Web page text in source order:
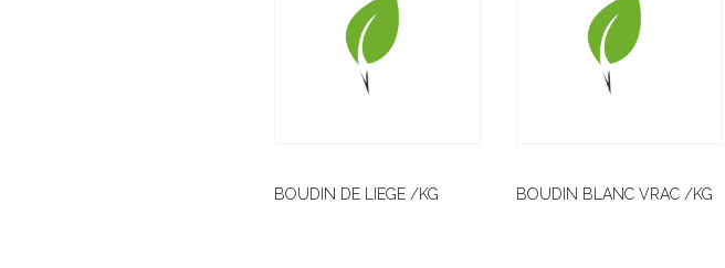
BOUDIN DE LIEGE /KG BOUDIN BLANC VRAC /KG